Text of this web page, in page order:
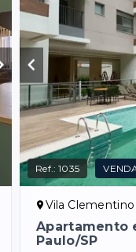
Ref.:1035
Vila Clementino
Apartamento
Paulo/SP